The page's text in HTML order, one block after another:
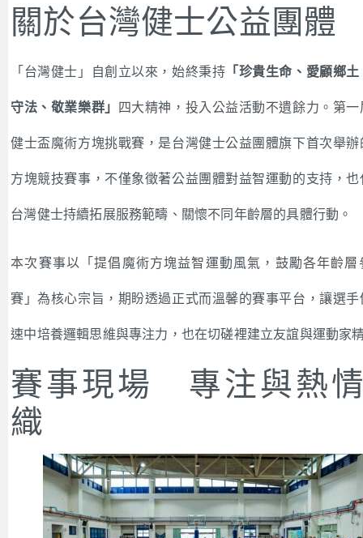
關於台灣健士公益團體
「台灣健士」自創立以來，始終秉持 「珍貴生命、愛顧鄉
守法、敬業樂群」 四大精神，投入公益活動不遺餘力。第一
健士盃魔術方塊挑戰賽，是台灣健士公益團體旗下首次舉辦
方塊競技賽事，不僅象徵著公益團體對益智運動的支持，也
台灣健士持續拓展服務範疇、關懷不同年齡層的具體行動。
本次賽事以「提倡魔術方塊益智運動風氣，鼓勵各年齡層
賽」為核心宗旨，期盼透過正式而溫馨的賽事平台，讓選手
速中培養邏輯思維與專注力，也在切磋裡建立友誼與運動家
賽事現場 專注與熱
織